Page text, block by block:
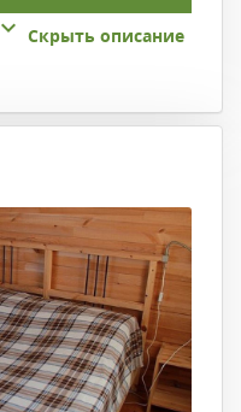
Скрыть описание